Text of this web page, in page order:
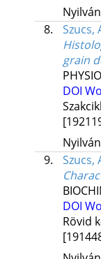
8.
Szucs,
grain
DOI
9.
Szucs,
DOI
Rövid